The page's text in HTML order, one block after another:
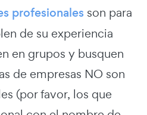
profesionales son para
de su experiencia
en grupos y busquen
de empresas NO son
(por favor, los que